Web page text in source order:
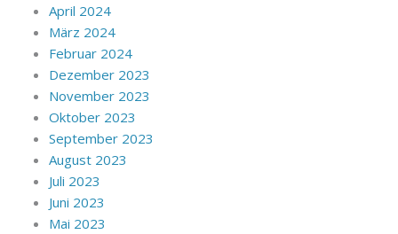
April 2024
März 2024
Februar 2024
Dezember 2023
November 2023
Oktober 2023
September 2023
August 2023
Juli 2023
Juni 2023
Mai 2023